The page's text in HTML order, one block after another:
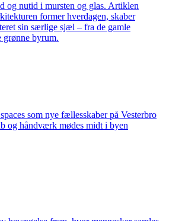
og nutid i mursten og glas. Artiklen
former hverdagen, skaber
sin særlige sjæl – fra de gamle
grønne byrum.
som nye fællesskaber på Vesterbro
og håndværk mødes midt i byen